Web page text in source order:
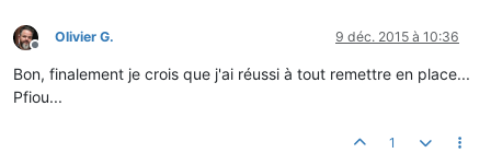
Hors-ligne
Olivier G. 9 déc. 2015 à 10:36
Bon, finalement je crois que j'ai réussi à tout remettre en place...
Pfiou...
1